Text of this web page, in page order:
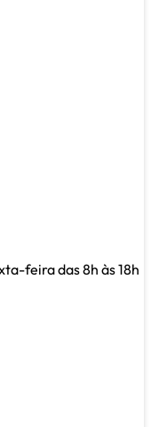
feira das 8h às 18h